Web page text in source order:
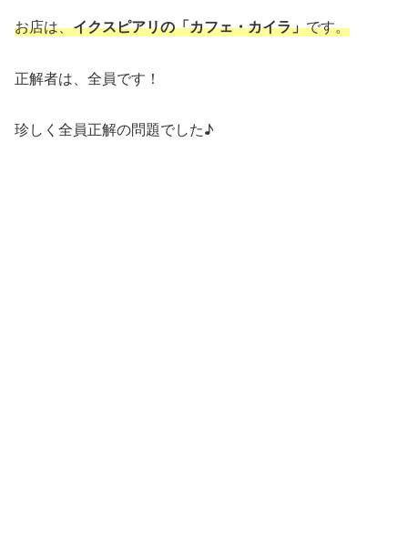
お店は、イクスピアリの「カフェ・カイラ」です。
正解者は、全員です！
珍しく全員正解の問題でした♪